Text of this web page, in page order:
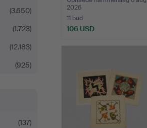
(3.650)
(1.723)
(12.183)
(925)
(137)
2026
11 bud
106 USD